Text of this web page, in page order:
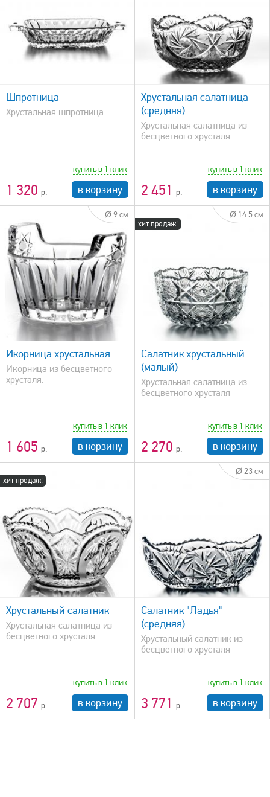
Шпротница
Хрустальная шпротница
1 320
купить в 1 клик
в корзину
Хрустальная салатница
(средняя)
Хрустальная салатница из
бесцветного хрусталя
2 451
купить в 1 клик
в корзину
Ø 9 см
Икорница хрустальная
Икорница из бесцветного
хрусталя.
1 605
купить в 1 клик
в корзину
хит продаж!
Ø 14.5 см
быстрый просмотр
Салатник хрустальный
(малый)
Хрустальная салатница из
бесцветного хрусталя
2 270
купить в 1 клик
в корзину
хит продаж!
Хрустальный салатник
Хрустальная салатница из
бесцветного хрусталя
2 707
купить в 1 клик
в корзину
Ø 23 см
быстрый просмотр
Салатник "Ладья"
(средняя)
Хрустальный салатник из
бесцветного хрусталя
3 771
купить в 1 клик
в корзину